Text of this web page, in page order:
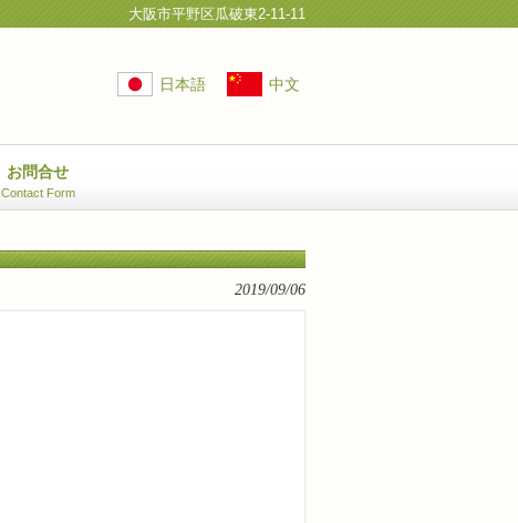
大阪市平野区瓜破東2-11-11
日本語 中文
お問合せ
Contact Form
2019/09/06